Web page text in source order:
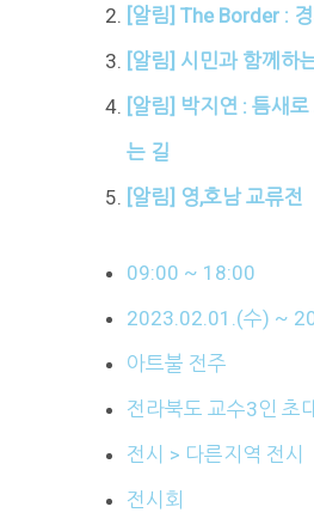
[알림] The Border :
[알림] 시민과 함께하
[알림] 박지연 : 틈새
는 길
[알림] 영,호남 교류전
09:00 ~ 18:00
2023.02.01.(수) ~
아트불 전주
전라북도 교수3인 초
전시 > 다른지역 전시
전시회